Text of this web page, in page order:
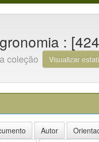
:
coleção
Visualizar